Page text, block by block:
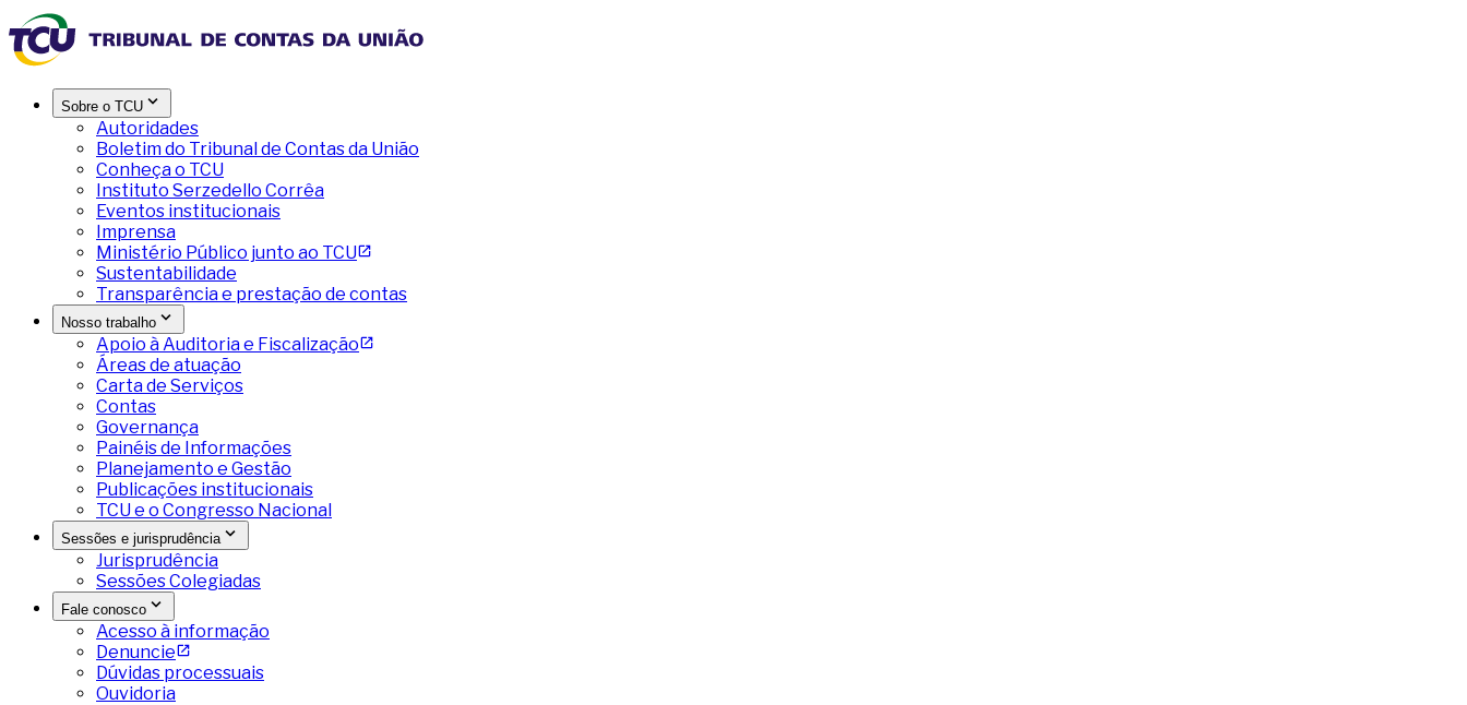
Sobre o TCU
Autoridades
Boletim do Tribunal de Contas da União
Conheça o TCU
Instituto Serzedello Corrêa
Eventos institucionais
Imprensa
Ministério Público junto ao TCU
Sustentabilidade
Transparência e prestação de contas
Nosso trabalho
Apoio à Auditoria e Fiscalização
Áreas de atuação
Carta de Serviços
Contas
Governança
Painéis de Informações
Planejamento e Gestão
Publicações institucionais
TCU e o Congresso Nacional
Sessões e jurisprudência
Jurisprudência
Sessões Colegiadas
Fale conosco
Acesso à informação
Denuncie
Dúvidas processuais
Ouvidoria